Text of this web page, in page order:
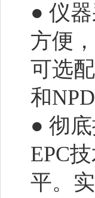
● 仪
方便
可选
和
● 彻
EPC
平。